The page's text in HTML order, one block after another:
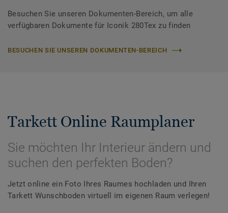
Besuchen Sie unseren Dokumenten-Bereich, um alle
verfügbaren Dokumente für Iconik 280Tex zu finden
BESUCHEN SIE UNSEREN DOKUMENTEN-BEREICH
Tarkett Online Raumplaner
Sie möchten Ihr Interieur ändern und
suchen den perfekten Boden?
Jetzt online ein Foto Ihres Raumes hochladen und Ihren
Tarkett Wunschboden virtuell im eigenen Raum verlegen!